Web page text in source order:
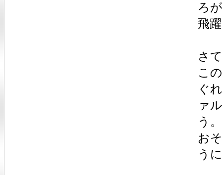
ろ
飛
さ
こ
ぐ
ァ
う。
お
う